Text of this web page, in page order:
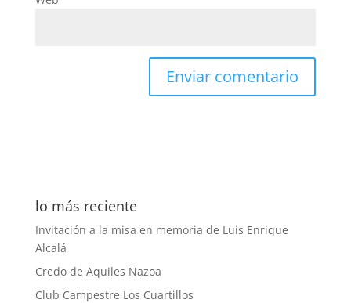
lo más reciente
Invitación a la misa en memoria de Luis Enrique
Alcalá
Credo de Aquiles Nazoa
Club Campestre Los Cuartillos